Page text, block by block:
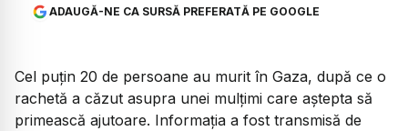
ADAUGĂ-NE CA SURSĂ PREFERATĂ PE GOOGLE
Cel puțin 20 de persoane au murit în Gaza, după ce o
rachetă a căzut asupra unei mulțimi care aștepta să
primească ajutoare. Informația a fost transmisă de